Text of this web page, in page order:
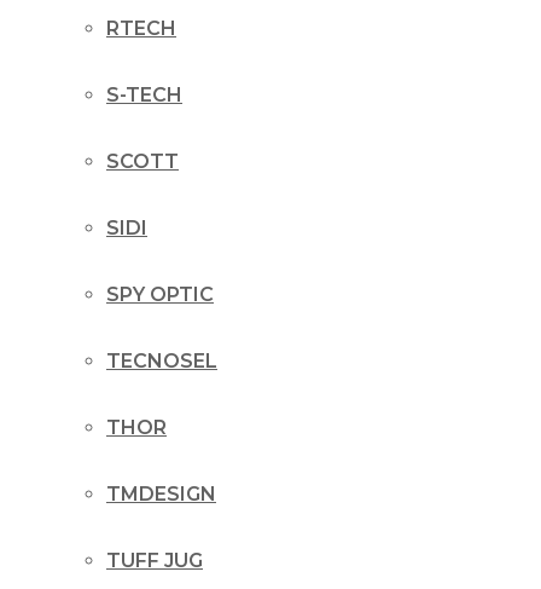
RTECH
S-TECH
SCOTT
SIDI
SPY OPTIC
TECNOSEL
THOR
TMDESIGN
TUFF JUG